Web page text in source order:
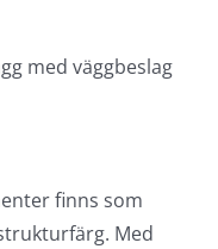
med väggbeslag
finns som
Med